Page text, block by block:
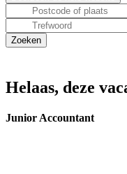
Helaas, deze
Junior Accountant